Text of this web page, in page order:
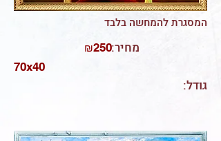
המסגרת להמחשה בלבד
₪250 :מחיר
70x40
:גודל